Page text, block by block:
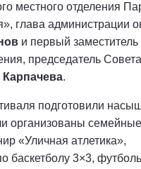
местного отделения
глава администрации
и первый
председатель
Карпачева.
подготовили
организованы
«Уличная атлетика»,
баскетболу 3×3,